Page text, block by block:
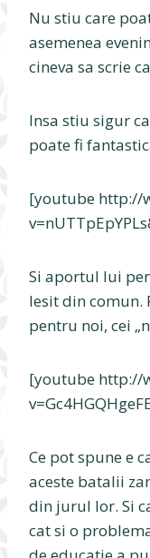
Nu stiu care
asemenea
cineva sa scrie
Insa stiu sigur
poate fi
[youtube http://
Si aportul lui
Iesit din comun.
pentru noi, cei
[youtube http://
Ce pot spune e
aceste batalii
din jurul lor. Si
cat si o